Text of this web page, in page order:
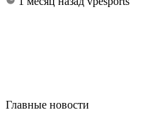
Главные новости